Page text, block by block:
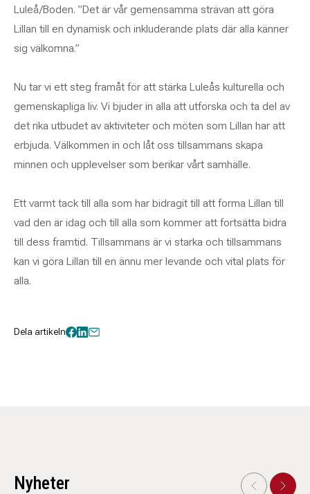
Luleå/Boden. ”Det är vår gemensamma strävan att göra
Lillan till en dynamisk och inkluderande plats där alla känner
sig välkomna.”
Nu tar vi ett steg framåt för att stärka Luleås kulturella och
gemenskapliga liv. Vi bjuder in alla att utforska och ta del av
det rika utbudet av aktiviteter och möten som Lillan har att
erbjuda. Välkommen in och låt oss tillsammans skapa
minnen och upplevelser som berikar vårt samhälle.
Ett varmt tack till alla som har bidragit till att forma Lillan till
vad den är idag och till alla som kommer att fortsätta bidra
till dess framtid. Tillsammans är vi starka och tillsammans
kan vi göra Lillan till en ännu mer levande och vital plats för
alla.
Dela artikeln
Nyheter